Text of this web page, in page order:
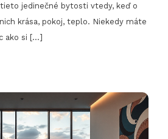
jedinečné bytosti vtedy, keď o
krása, pokoj, teplo. Niekedy máte
ako si […]